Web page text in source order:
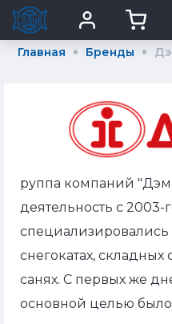
Главная Бренды
руппа компаний
деятельность с 2003-
снегокатах,
санях. С первых же
основной целью